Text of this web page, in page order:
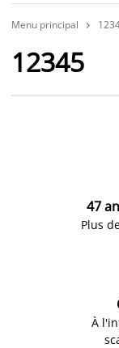
Menu principal 
12345
47
Plus
À